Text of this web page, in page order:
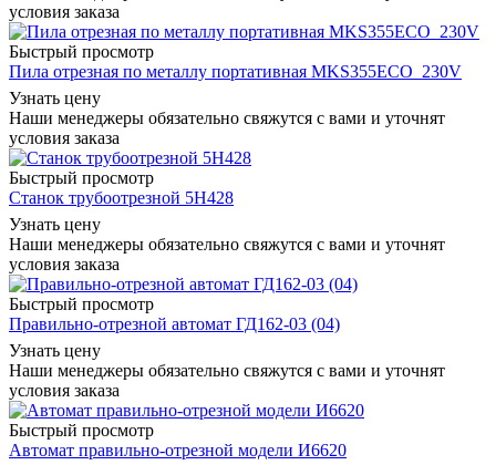
условия заказа
Быстрый просмотр
Пила отрезная по металлу портативная MKS355ECO_230V
Узнать цену
Наши менеджеры обязательно свяжутся с вами и уточнят
условия заказа
Быстрый просмотр
Станок трубоотрезной 5Н428
Узнать цену
Наши менеджеры обязательно свяжутся с вами и уточнят
условия заказа
Быстрый просмотр
Правильно-отрезной автомат ГД162-03 (04)
Узнать цену
Наши менеджеры обязательно свяжутся с вами и уточнят
условия заказа
Быстрый просмотр
Автомат правильно-отрезной модели И6620